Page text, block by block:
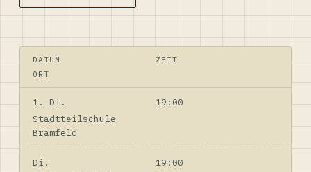
DATUM
ZEIT
ORT
1. Di.
19:00
Stadtteilschule
Bramfeld
Di.
19:00